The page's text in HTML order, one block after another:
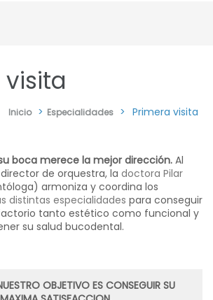
Inicio > Especialidades > Primera visita
boca merece la mejor dirección. Al
de orquestra, la doctora Pilar
armoniza y coordina los
distintas especialidades para conseguir
tanto estético como funcional y
su salud bucodental.
OBJETIVO ES CONSEGUIR SU